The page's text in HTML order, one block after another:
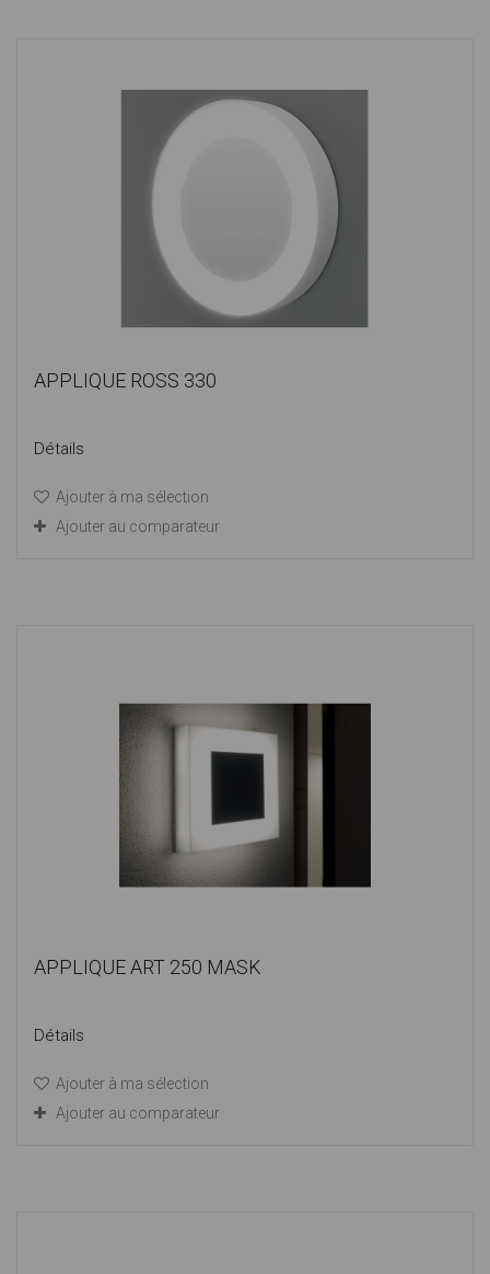
APPLIQUE ROSS 330
Détails
Ajouter à ma sélection
Ajouter au comparateur
APPLIQUE ART 250 MASK
Détails
Ajouter à ma sélection
Ajouter au comparateur